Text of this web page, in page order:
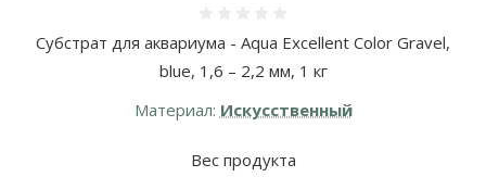
Субстрат для аквариума - Aqua Excellent Color Gravel,
blue, 1,6 – 2,2 мм, 1 кг
Материал: Искусственный
Вес продукта